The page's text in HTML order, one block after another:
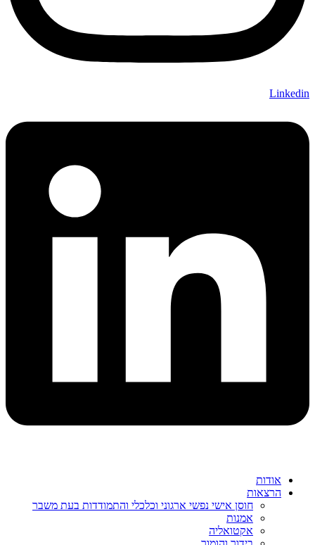
Linkedin
אודות
הרצאות
חוסן אישי נפשי ארגוני וכלכלי והתמודדות בעת משבר
אמנות
אקטואליה